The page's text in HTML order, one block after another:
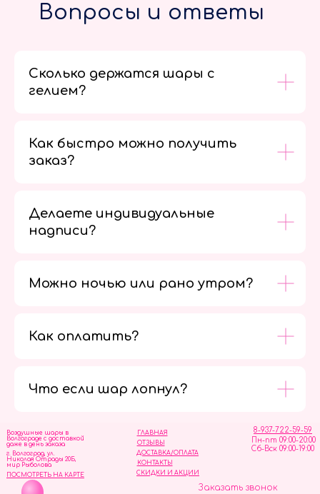
Вопросы и ответы
Сколько держатся шары с
гелием?
Как быстро можно получить
заказ?
Делаете индивидуальные
надписи?
Можно ночью или рано утром?
Как оплатить?
Что если шар лопнул?
ОТЗЫВЫ
ГЛАВНАЯ
ДОСТАВКА/ОПЛАТА
СКИДКИ И АКЦИИ
КОНТАКТЫ
8-937-722-59-59
Пн-пт 09:00-20:00
Сб-Вск 09:00-19:00
Воздушные шары в
Волгограде с доставкой
даже в день заказа
Заказать звонок
г. Волгоград, ул.
Николая Отрады 20Б,
мир Рыболова
ПОСМОТРЕТЬ НА КАРТЕ